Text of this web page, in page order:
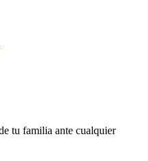
tu familia ante cualquier